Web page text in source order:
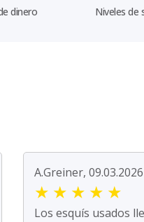
dinero Niveles de
A.Greiner, 09.03.2026
★ ★ ★ ★ ★
Los esquís usados